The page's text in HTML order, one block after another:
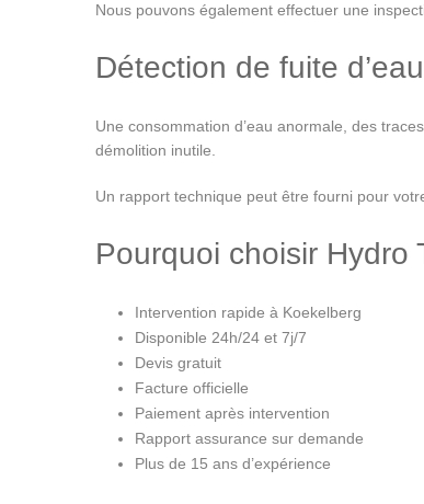
Nous pouvons également effectuer une
Détection de fuite
Une consommation d’eau anormale, des
démolition inutile.
Un rapport technique peut être fourni pour
Pourquoi choisir Hydro
Intervention rapide à Koekelberg
Disponible 24h/24 et 7j/7
Devis gratuit
Facture officielle
Paiement après intervention
Rapport assurance sur demande
Plus de 15 ans d’expérience